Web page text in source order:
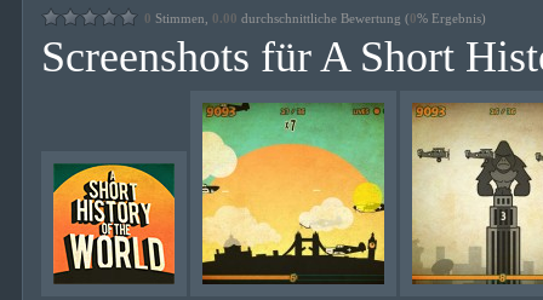
0 Stimmen, 0.00 durchschnittliche Bewertung (0% Ergebnis)
Screenshots für A Short